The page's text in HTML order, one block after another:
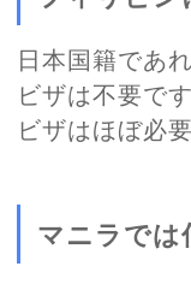
日本国籍であ
ビザは不要で
ビザはほぼ必
マニラでは